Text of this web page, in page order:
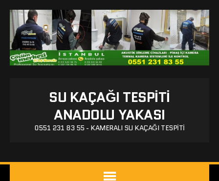
SU KAÇAĞI TESPITI
ANADOLU YAKASI
0551 231 83 55 - KAMERALI SU KAÇAĞI TESPITI